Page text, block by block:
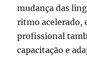
mudança das
ritmo acelerado,
profissional
capacitação e